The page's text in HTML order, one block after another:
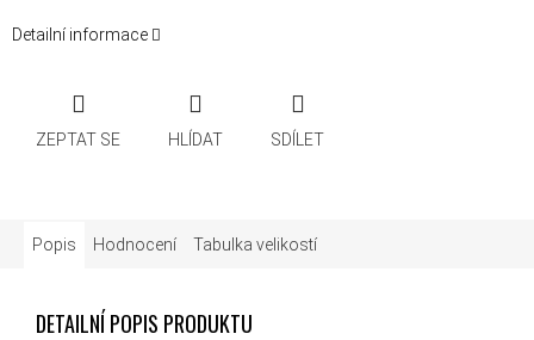
Detailní informace
ZEPTAT SE HLÍDAT SDÍLET
Popis Hodnocení Tabulka velikostí
DETAILNÍ POPIS PRODUKTU